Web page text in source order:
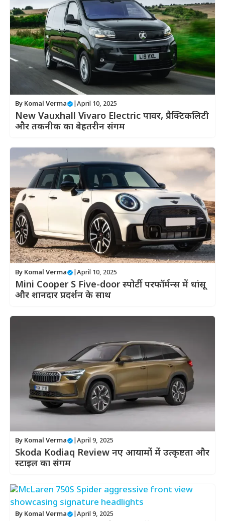
By Komal Verma April 10, 2025
New Vauxhall Vivaro Electric पावर, प्रैक्टिकलिटी
और तकनीक का बेहतरीन संगम
By Komal Verma April 10, 2025
Mini Cooper S Five-door स्पोर्टी परफॉर्मन्स में धांसू
और शानदार प्रदर्शन के साथ
By Komal Verma April 9, 2025
Skoda Kodiaq Review नए आयामों में उत्कृष्टता और
स्टाइल का संगम
By Komal Verma April 9, 2025